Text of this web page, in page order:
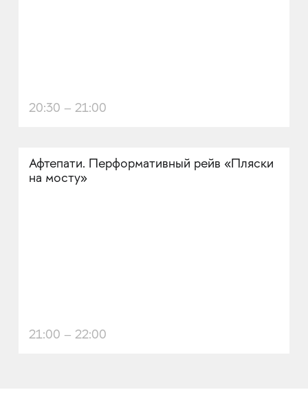
20:30 – 21:00
Афтепати. Перформативный рейв «Пляски
на мосту»
21:00 – 22:00